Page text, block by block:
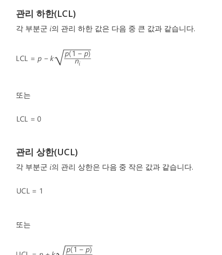
관리 하한(LCL)
각 부분군 의 관리 하한 값은 다음 중 큰 값과 같습니다.
또는
관리 상한(UCL)
각 부분군 의 관리 상한은 다음 중 작은 값과 같습니다.
또는